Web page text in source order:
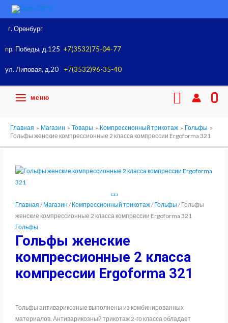
Перейти
содержимому
г. Оренбург
пр. Победы, д.125 +7(3532)75-04-77
ул. Липовая, д.20 +7(3532)96-35-40
меню Поиск
Главная Магазин Товары Компрессионный трикотаж
Гольфы
Гольфы женские компрессионные 2 класса компрессии Ergoforma 321
Главная /Магазин /Компрессионный трикотаж/Гольфы / Гольфы
женские компрессионные 2 класса компрессии Ergoforma 321
Гольфы
Гольфы женские
компрессионные 2 класса
компрессии Ergoforma 321
Гольфы антиварикозные выполнены из комбинированных
материалов. Антиварикозный трикотаж 2-го класса обладает